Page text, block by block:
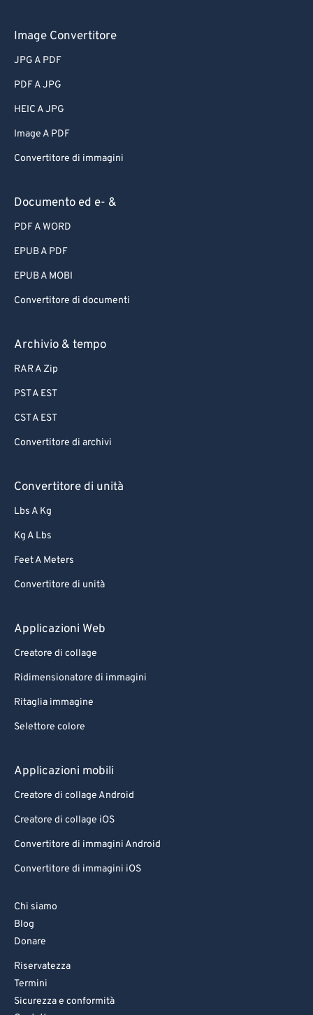
Image Convertitore
JPG A PDF
PDF A JPG
HEIC A JPG
Image A PDF
Convertitore di immagini
Documento ed e- &
PDF A WORD
EPUB A PDF
EPUB A MOBI
Convertitore di documenti
Archivio & tempo
RAR A Zip
PST A EST
CST A EST
Convertitore di archivi
Convertitore di unità
Lbs A Kg
Kg A Lbs
Feet A Meters
Convertitore di unità
Applicazioni Web
Creatore di collage
Ridimensionatore di immagini
Ritaglia immagine
Selettore colore
Applicazioni mobili
Creatore di collage Android
Creatore di collage iOS
Convertitore di immagini Android
Convertitore di immagini iOS
Chi siamo
Blog
Donare
Riservatezza
Termini
Sicurezza e conformità